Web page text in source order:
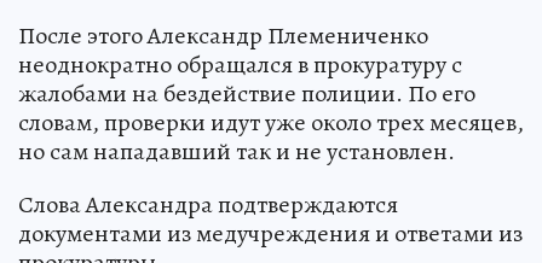
После этого Александр Племениченко
неоднократно обращался в прокуратуру с
жалобами на бездействие полиции. По его
словам, проверки идут уже около трех месяцев,
но сам нападавший так и не установлен.
Слова Александра подтверждаются
документами из медучреждения и ответами из